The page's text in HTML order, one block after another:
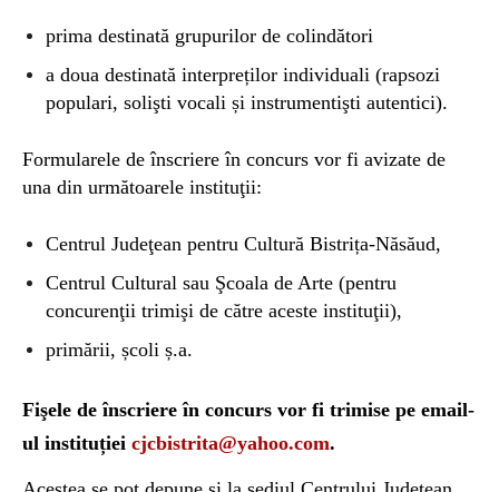
prima destinată grupurilor de colindători
a doua destinată interpreților individuali (rapsozi
populari, solişti vocali și instrumentişti autentici).
Formularele de înscriere în concurs vor fi avizate de
una din următoarele instituţii:
Centrul Judeţean pentru Cultură Bistrița-Năsăud,
Centrul Cultural sau Şcoala de Arte (pentru
concurenţii trimişi de către aceste instituţii),
primării, școli ș.a.
Fişele de înscriere în concurs vor fi trimise pe email-
ul instituției cjcbistrita@yahoo.com.